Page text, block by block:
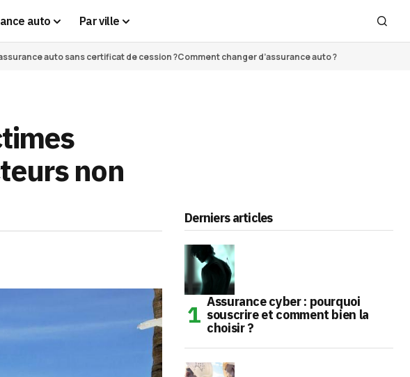
auto Par ville
auto sans certificat de cession ?Comment changer d’assurance auto ?
non
Derniers articles
Assurance cyber : pourquoi
souscrire et comment bien la
choisir ?